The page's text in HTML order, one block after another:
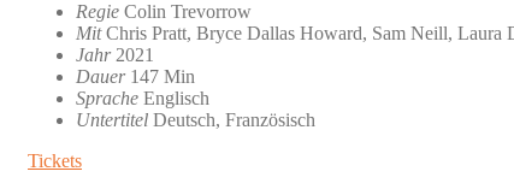
Regie Colin Trevorrow
MitChris Pratt, Bryce Dallas Howard, Sam Neill, Laura
Jahr2021
Dauer147 Min
Sprache Englisch
Untertitel Deutsch, Französisch
Tickets